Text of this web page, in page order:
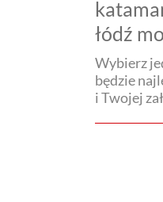
łódź
Wybierz
będzie
i Twojej